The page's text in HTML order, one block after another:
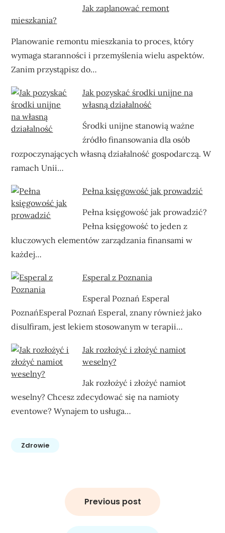
Jak zaplanować remont
mieszkania?
Planowanie remontu mieszkania to proces, który
wymaga staranności i przemyślenia wielu aspektów.
Zanim przystąpisz do…
Jak pozyskać środki unijne na
własną działalność
Środki unijne stanowią ważne
źródło finansowania dla osób
rozpoczynających własną działalność gospodarczą. W
ramach Unii…
Pełna księgowość jak prowadzić
Pełna księgowość jak prowadzić?
Pełna księgowość to jeden z
kluczowych elementów zarządzania finansami w
każdej…
Esperal z Poznania
Esperal Poznań Esperal
PoznańEsperal Poznań Esperal, znany również jako
disulfiram, jest lekiem stosowanym w terapii…
Jak rozłożyć i złożyć namiot
weselny?
Jak rozłożyć i złożyć namiot
weselny? Chcesz zdecydować się na namioty
eventowe? Wynajem to usługa…
Zdrowie
Previous post